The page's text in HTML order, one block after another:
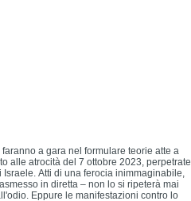
a gara nel formulare teorie atte a
alle atrocità del 7 ottobre 2023, perpetrate
Atti di una ferocia inimmaginabile,
in diretta – non lo si ripeterà mai
Eppure le manifestazioni contro lo